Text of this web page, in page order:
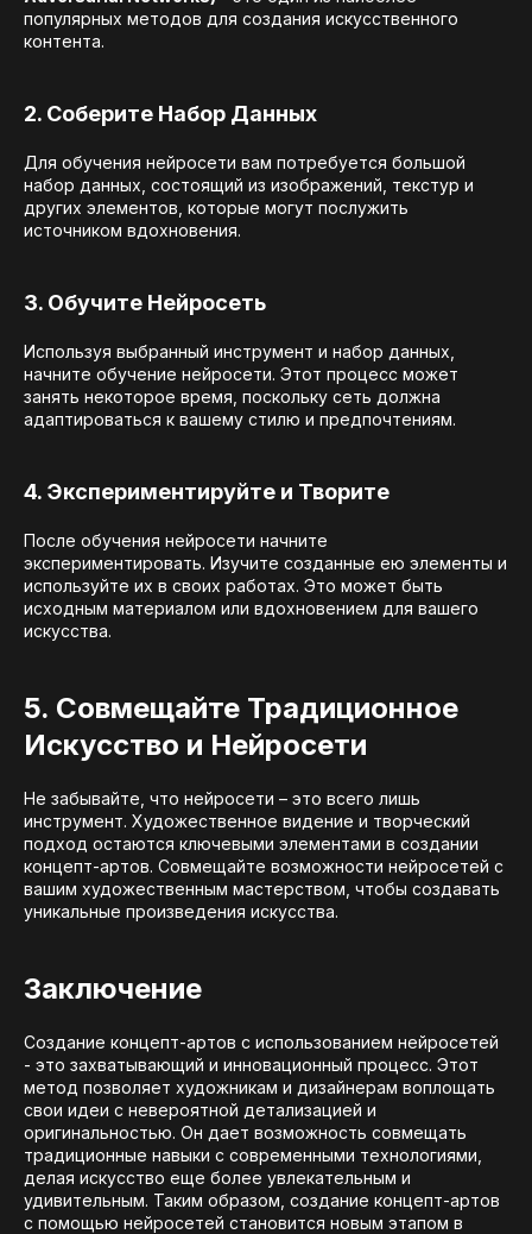
популярных методов для создания искусственного
контента.
2. Соберите Набор Данных
Для обучения нейросети вам потребуется большой
набор данных, состоящий из изображений, текстур и
других элементов, которые могут послужить
источником вдохновения.
3. Обучите Нейросеть
Используя выбранный инструмент и набор данных,
начните обучение нейросети. Этот процесс может
занять некоторое время, поскольку сеть должна
адаптироваться к вашему стилю и предпочтениям.
4. Экспериментируйте и Творите
После обучения нейросети начните
экспериментировать. Изучите созданные ею элементы и
используйте их в своих работах. Это может быть
исходным материалом или вдохновением для вашего
искусства.
5. Совмещайте Традиционное
Искусство и Нейросети
Не забывайте, что нейросети – это всего лишь
инструмент. Художественное видение и творческий
подход остаются ключевыми элементами в создании
концепт-артов. Совмещайте возможности нейросетей с
вашим художественным мастерством, чтобы создавать
уникальные произведения искусства.
Заключение
Создание концепт-артов с использованием нейросетей
- это захватывающий и инновационный процесс. Этот
метод позволяет художникам и дизайнерам воплощать
свои идеи с невероятной детализацией и
оригинальностью. Он дает возможность совмещать
традиционные навыки с современными технологиями,
делая искусство еще более увлекательным и
удивительным. Таким образом, создание концепт-артов
с помощью нейросетей становится новым этапом в